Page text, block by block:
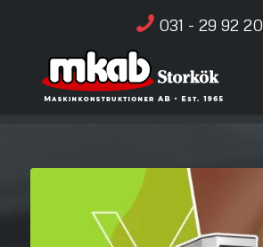
031 - 29 92 20